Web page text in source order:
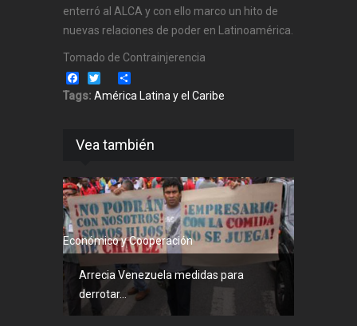
enterró al ALCA y con ello marco un hito de
nuevas relaciones de poder en Latinoamérica.
Tomado de Contrainjerencia
Facebook
Twitter
Tags: América Latina y el Caribe
Vea también
Económico y Cooperación
Arrecia Venezuela medidas para
derrotar...